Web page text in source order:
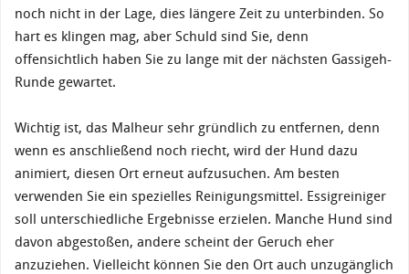
noch nicht in der Lage, dies längere Zeit zu unterbinden. So
hart es klingen mag, aber Schuld sind Sie, denn
offensichtlich haben Sie zu lange mit der nächsten Gassigeh-
Runde gewartet.
Wichtig ist, das Malheur sehr gründlich zu entfernen, denn
wenn es anschließend noch riecht, wird der Hund dazu
animiert, diesen Ort erneut aufzusuchen. Am besten
verwenden Sie ein spezielles Reinigungsmittel. Essigreiniger
soll unterschiedliche Ergebnisse erzielen. Manche Hund sind
davon abgestoßen, andere scheint der Geruch eher
anzuziehen. Vielleicht können Sie den Ort auch unzugänglich